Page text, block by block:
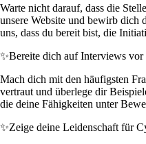
Warte nicht darauf, dass die
unsere Website und bewirb dich
uns, dass du bereit bist, die
✨Bereite dich auf Interviews vor
Mach dich mit den häufigsten
vertraut und überlege dir
die deine Fähigkeiten unter
✨Zeige deine Leidenschaft für